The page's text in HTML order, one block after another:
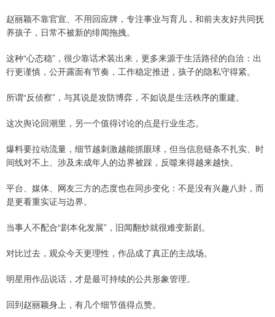
赵丽颖不靠官宣、不用回应牌，专注事业与育儿，和前夫友好共同抚
养孩子，日常不被新的绯闻拖拽。
这种“心态稳”，很少靠话术装出来，更多来源于生活路径的自洽：出
行更谨慎，公开露面有节奏，工作稳定推进，孩子的隐私守得紧。
所谓“反侦察”，与其说是攻防博弈，不如说是生活秩序的重建。
这次舆论回潮里，另一个值得讨论的点是行业生态。
爆料要拉动流量，细节越刺激越能抓眼球，但当信息链条不扎实、时
间线对不上、涉及未成年人的边界被踩，反噬来得越来越快。
平台、媒体、网友三方的态度也在同步变化：不是没有兴趣八卦，而
是更看重实证与边界。
当事人不配合“剧本化发展”，旧闻翻炒就很难变新剧。
对比过去，观众今天更理性，作品成了真正的主战场。
明星用作品说话，才是最可持续的公共形象管理。
回到赵丽颖身上，有几个细节值得点赞。